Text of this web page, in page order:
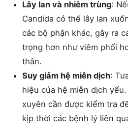
Lây lan và nhiễm trùng:
Candida có thể lây lan
các bộ phận khác, gây ra
trọng hơn như viêm phổi
thân.
Suy giảm hệ miễn dịch:
hiệu của hệ miễn dịch
xuyên cần được kiểm tra
kịp thời các bệnh lý liên